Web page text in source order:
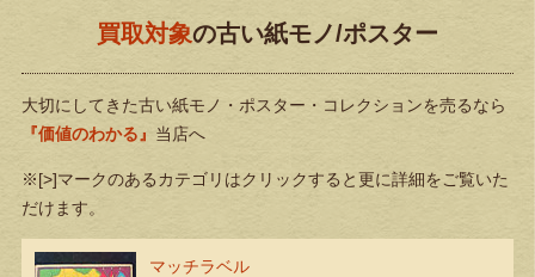
買取対象の古い紙モノ/ポスター
大切にしてきた古い紙モノ・ポスター・コレクションを売るなら
『価値のわかる』 当店へ
※[>]マークのあるカテゴリはクリックすると更に詳細をご覧いた
だけます。
マッチラベル